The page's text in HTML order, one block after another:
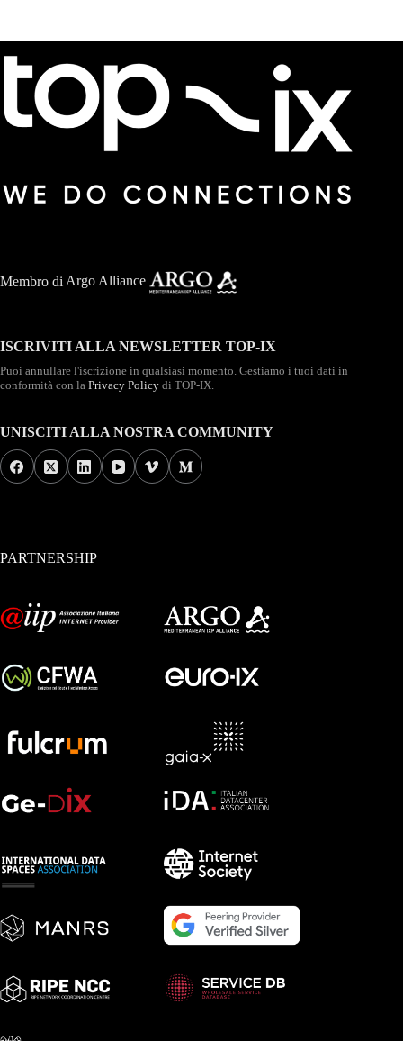
Membro di Argo Alliance
ISCRIVITI ALLA NEWSLETTER TOP-IX
Puoi annullare l'iscrizione in qualsiasi momento. Gestiamo i tuoi dati in
conformità con la Privacy Policy di TOP-IX.
UNISCITI ALLA NOSTRA COMMUNITY
PARTNERSHIP